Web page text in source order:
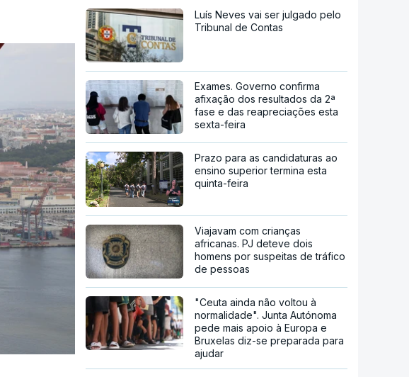
Luís Neves vai ser julgado pelo
Tribunal de Contas
Exames. Governo confirma
afixação dos resultados da 2ª
fase e das reapreciações esta
sexta-feira
Prazo para as candidaturas ao
ensino superior termina esta
quinta-feira
Viajavam com crianças
africanas. PJ deteve dois
homens por suspeitas de tráfico
de pessoas
"Ceuta ainda não voltou à
normalidade". Junta Autónoma
pede mais apoio à Europa e
Bruxelas diz-se preparada para
ajudar